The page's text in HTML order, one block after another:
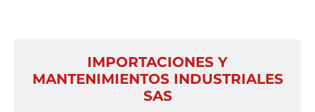
IMPORTACIONES Y
MANTENIMIENTOS INDUSTRIALES
SAS